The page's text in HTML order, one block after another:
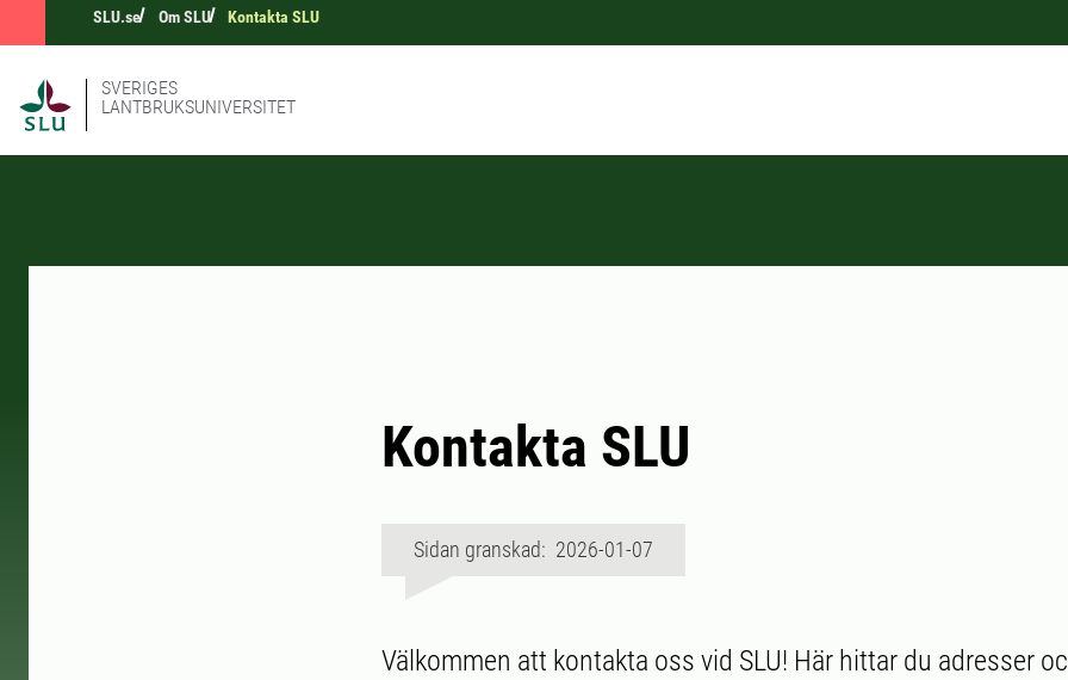
SLU.se Om SLU Kontakta SLU
SVERIGES
LANTBRUKSUNIVERSITET
Kontakta SLU
Sidan granskad: 2026-01-07
Välkommen att kontakta oss vid SLU! Här hittar du adresser